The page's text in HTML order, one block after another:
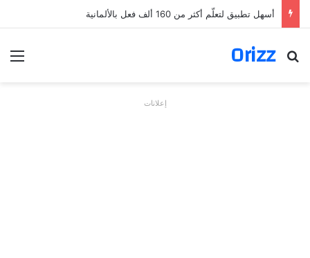
أسهل تطبيق لتعلّم أكثر من 160 ألف فعل بالألمانية
Orizz
بحث عن
إعلانات